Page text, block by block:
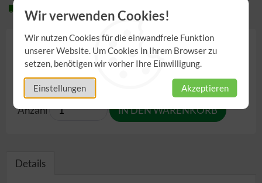
Wir verwenden Cookies!
Wir nutzen Cookies für die einwandfreie Funktion
unserer Website. Um Cookies in Ihrem Browser zu
setzen, benötigen wir vorher Ihre Einwilligung.
Einstellungen Akzeptieren
14,50 €
inkl. 7,00% MwSt., Versandkosten
Anzahl
Details